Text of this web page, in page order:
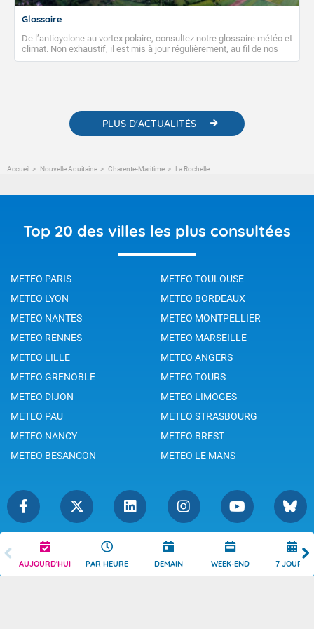
AUJOURD'HUI PAR HEURE DEMAIN WEEK-END 7 JOURS
Glossaire
De l’anticyclone au vortex polaire, consultez notre glossaire météo et
climat. Non exhaustif, il est mis à jour régulièrement, au fil de nos
publications. Vous y trouverez également des liens utiles vers nos
PLUS D'ACTUALITÉS
Accueil Nouvelle Aquitaine Charente-Maritime La Rochelle
Top 20 des villes les plus consultées
METEO PARIS
METEO TOULOUSE
METEO LYON
METEO BORDEAUX
METEO NANTES
METEO MONTPELLIER
METEO RENNES
METEO MARSEILLE
METEO LILLE
METEO ANGERS
METEO GRENOBLE
METEO TOURS
METEO DIJON
METEO LIMOGES
METEO PAU
METEO STRASBOURG
METEO NANCY
METEO BREST
METEO BESANCON
METEO LE MANS